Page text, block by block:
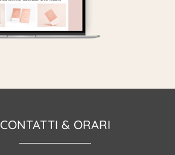
CONTATTI & ORARI